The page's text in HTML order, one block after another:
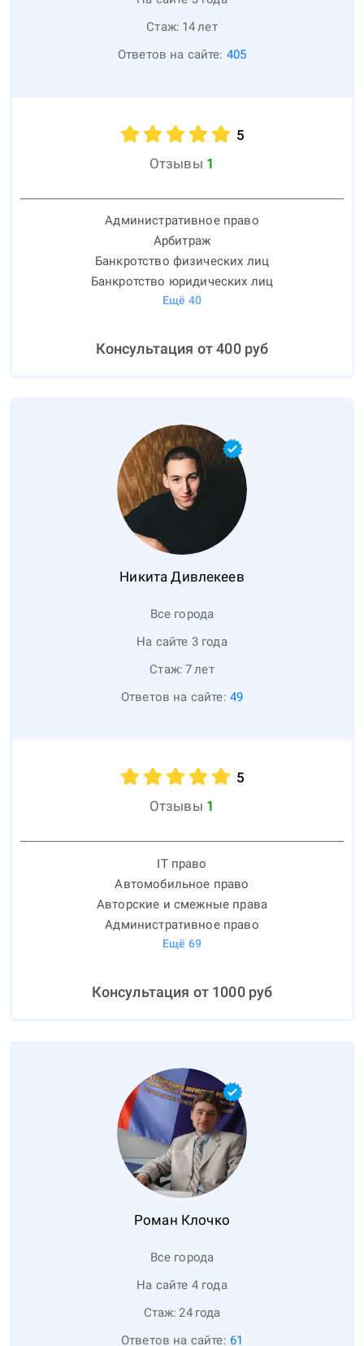
Стаж: 14лет
Ответов на сайте: 405
5
Отзывы 1
Административное право
Арбитраж
Банкротство физических лиц
Банкротство юридических лиц
Ещё 40
Консультация от400руб
Никита Дивлекеев
Все города
На сайте 3 года
Стаж: 7лет
Ответов на сайте: 49
5
Отзывы 1
IT право
Автомобильное право
Авторские и смежные права
Административное право
Ещё 69
Консультация от 1000руб
Роман Клочко
Все города
На сайте 4 года
Стаж: 24 года
Ответов на сайте: 61